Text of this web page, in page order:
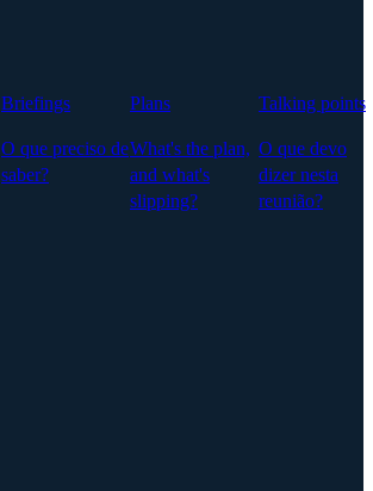
Briefings
O que preciso de
saber?
Plans
What's the plan,
and what's
slipping?
Talking points
O que devo
dizer nesta
reunião?